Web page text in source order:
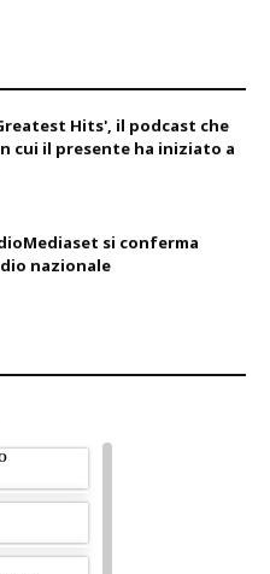
Hits', il podcast che
cui il presente ha iniziato a
si conferma
nazionale